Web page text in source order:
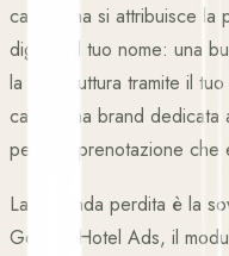
campagna si attribuisce la
digitato il tuo nome: una
la tua struttura tramite il
campagna brand
per una prenotazione che
La seconda perdita è la
Google Hotel Ads, il